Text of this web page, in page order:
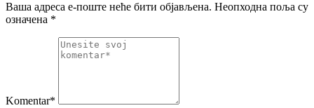
Ваша адреса е-поште неће бити објављена. Неопходна поља су
означена *
Komentar*